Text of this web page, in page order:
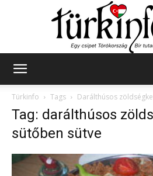
Türkinfo
Tags Darálthúsos
Tag: darálthúsos
sütőben sütve